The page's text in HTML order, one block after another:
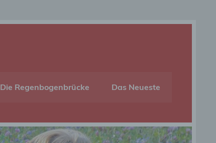
Die Regenbogenbrücke Das Neueste